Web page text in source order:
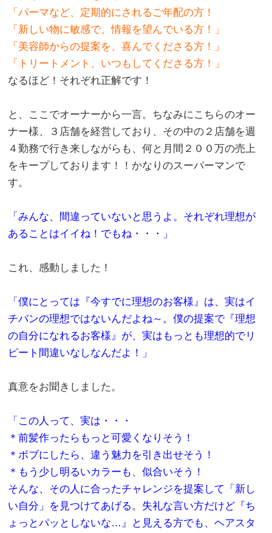
「パーマなど、定期的にされるご年配の方！
「新しい物に敏感で、情報を望んでいる方！」
「美容師からの提案を、喜んでくださる方！」
「トリートメント、いつもしてくださる方！」
なるほど！それぞれ正解です！
と、ここでオーナーから一言。ちなみにこちらのオー
ナー様、３店舗を経営しており、その中の２店舗を週
４勤務で行き来しながらも、何と月間２００万の売上
をキープしております！！かなりのスーパーマンで
す。
「みんな、間違っていないと思うよ。それぞれ理想が
あることはイイね！でもね・・・」
これ、感動しました！
「僕にとっては『今すでに理想のお客様』は、実はイ
チバンの理想ではないんだよね～。僕の提案で『理想
の自分になれるお客様』が、実はもっとも理想的でリ
ピート間違いなしなんだよ！」
真意をお聞きしました。
「この人って、実は・・・
＊前髪作ったらもっと可愛くなりそう！
＊ボブにしたら、違う魅力を引き出せそう！
＊もう少し明るいカラーも、似合いそう！
そんな、その人に合ったチャレンジを提案して「新し
い自分」を見つけてあげる。失礼な言い方だけど『ち
ょっとパッとしないな…』と見える方でも、ヘアスタ